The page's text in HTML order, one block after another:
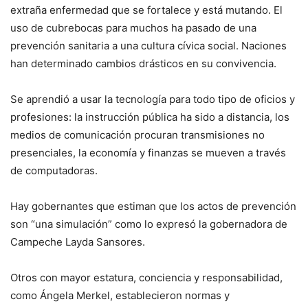
extraña enfermedad que se fortalece y está mutando. El
uso de cubrebocas para muchos ha pasado de una
prevención sanitaria a una cultura cívica social. Naciones
han determinado cambios drásticos en su convivencia.
Se aprendió a usar la tecnología para todo tipo de oficios y
profesiones: la instrucción pública ha sido a distancia, los
medios de comunicación procuran transmisiones no
presenciales, la economía y finanzas se mueven a través
de computadoras.
Hay gobernantes que estiman que los actos de prevención
son “una simulación” como lo expresó la gobernadora de
Campeche Layda Sansores.
Otros con mayor estatura, conciencia y responsabilidad,
como Ángela Merkel, establecieron normas y